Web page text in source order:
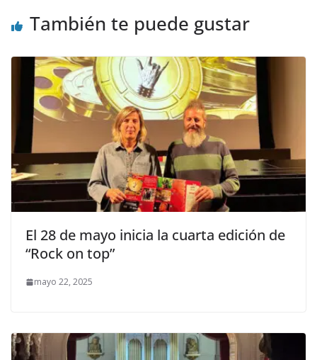
También te puede gustar
El 28 de mayo inicia la cuarta edición de
“Rock on top”
mayo 22, 2025